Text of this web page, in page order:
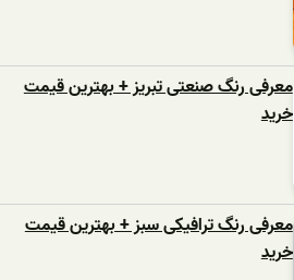
معرفی رنگ صنعتی تبریز + بهترین قیمت
خرید
معرفی رنگ ترافیکی سبز + بهترین قیمت
خرید